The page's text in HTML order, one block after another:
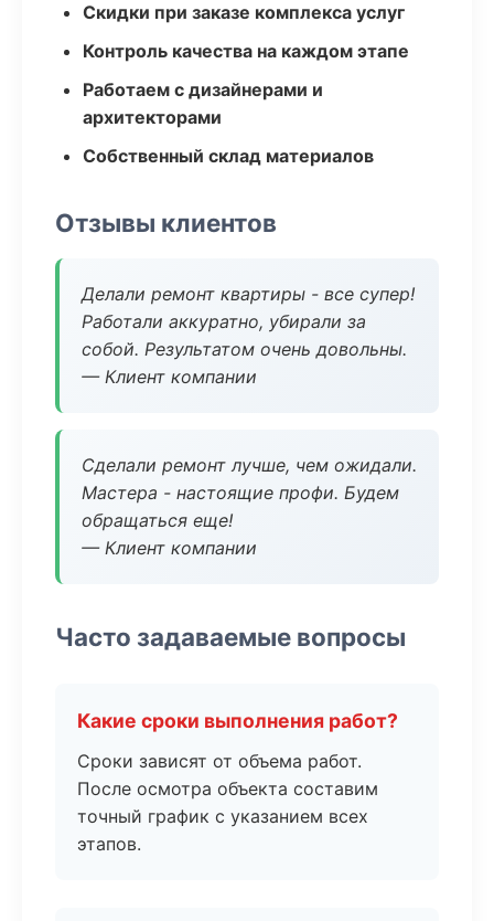
Скидки при заказе комплекса услуг
Контроль качества на каждом этапе
Работаем с дизайнерами и
архитекторами
Собственный склад материалов
Отзывы клиентов
Делали ремонт квартиры - все супер!
Работали аккуратно, убирали за
собой. Результатом очень довольны.
— Клиент компании
Сделали ремонт лучше, чем ожидали.
Мастера - настоящие профи. Будем
обращаться еще!
— Клиент компании
Часто задаваемые вопросы
Какие сроки выполнения работ?
Сроки зависят от объема работ.
После осмотра объекта составим
точный график с указанием всех
этапов.